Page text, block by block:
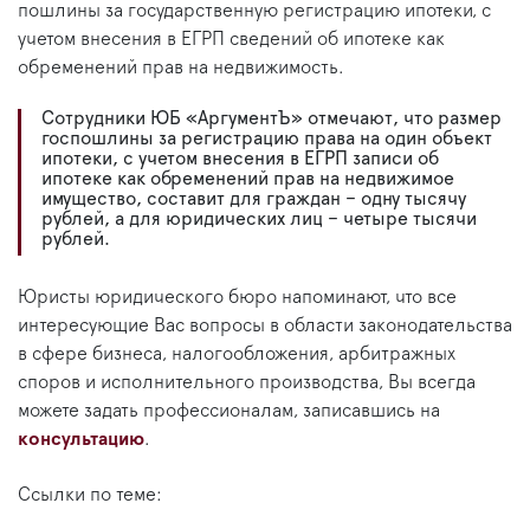
пошлины за государственную регистрацию ипотеки, с
учетом внесения в ЕГРП сведений об ипотеке как
обременений прав на недвижимость.
Сотрудники ЮБ «АргументЪ» отмечают, что размер
госпошлины за регистрацию права на один объект
ипотеки, с учетом внесения в ЕГРП записи об
ипотеке как обременений прав на недвижимое
имущество, составит для граждан – одну тысячу
рублей, а для юридических лиц – четыре тысячи
рублей.
Юристы юридического бюро напоминают, что все
интересующие Вас вопросы в области законодательства
в сфере бизнеса, налогообложения, арбитражных
споров и исполнительного производства, Вы всегда
можете задать профессионалам, записавшись на
консультацию.
Ссылки по теме: